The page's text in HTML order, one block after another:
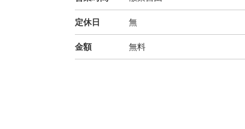
定休日 無
金額 無料